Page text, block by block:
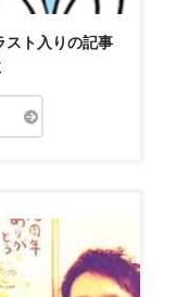
スト入りの記事